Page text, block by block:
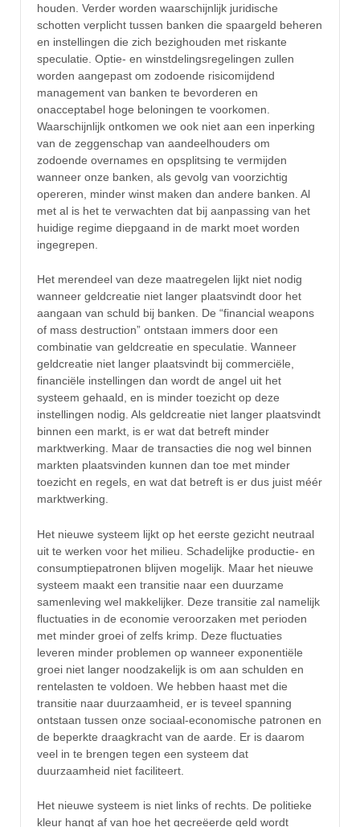
houden. Verder worden waarschijnlijk juridische
schotten verplicht tussen banken die spaargeld beheren
en instellingen die zich bezighouden met riskante
speculatie. Optie- en winstdelingsregelingen zullen
worden aangepast om zodoende risicomijdend
management van banken te bevorderen en
onacceptabel hoge beloningen te voorkomen.
Waarschijnlijk ontkomen we ook niet aan een inperking
van de zeggenschap van aandeelhouders om
zodoende overnames en opsplitsing te vermijden
wanneer onze banken, als gevolg van voorzichtig
opereren, minder winst maken dan andere banken. Al
met al is het te verwachten dat bij aanpassing van het
huidige regime diepgaand in de markt moet worden
ingegrepen.
Het merendeel van deze maatregelen lijkt niet nodig
wanneer geldcreatie niet langer plaatsvindt door het
aangaan van schuld bij banken. De “financial weapons
of mass destruction” ontstaan immers door een
combinatie van geldcreatie en speculatie. Wanneer
geldcreatie niet langer plaatsvindt bij commerciële,
financiële instellingen dan wordt de angel uit het
systeem gehaald, en is minder toezicht op deze
instellingen nodig. Als geldcreatie niet langer plaatsvindt
binnen een markt, is er wat dat betreft minder
marktwerking. Maar de transacties die nog wel binnen
markten plaatsvinden kunnen dan toe met minder
toezicht en regels, en wat dat betreft is er dus juist méér
marktwerking.
Het nieuwe systeem lijkt op het eerste gezicht neutraal
uit te werken voor het milieu. Schadelijke productie- en
consumptiepatronen blijven mogelijk. Maar het nieuwe
systeem maakt een transitie naar een duurzame
samenleving wel makkelijker. Deze transitie zal namelijk
fluctuaties in de economie veroorzaken met perioden
met minder groei of zelfs krimp. Deze fluctuaties
leveren minder problemen op wanneer exponentiële
groei niet langer noodzakelijk is om aan schulden en
rentelasten te voldoen. We hebben haast met die
transitie naar duurzaamheid, er is teveel spanning
ontstaan tussen onze sociaal-economische patronen en
de beperkte draagkracht van de aarde. Er is daarom
veel in te brengen tegen een systeem dat
duurzaamheid niet faciliteert.
Het nieuwe systeem is niet links of rechts. De politieke
kleur hangt af van hoe het gecreëerde geld wordt